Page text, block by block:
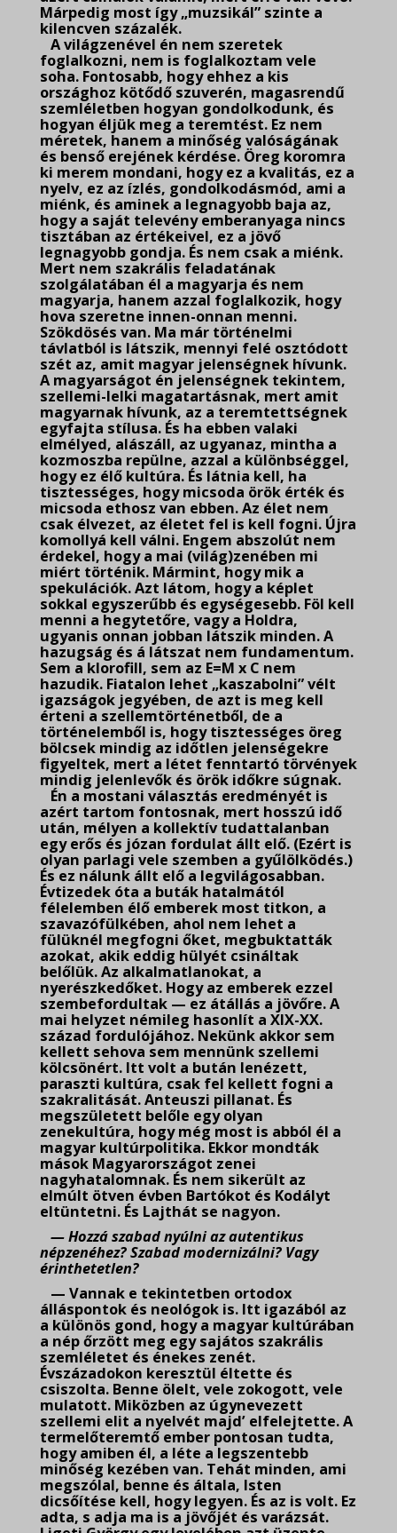
Márpedig most így „muzsikál” szinte a
kilencven százalék.
A világzenével én nem szeretek
foglalkozni, nem is foglalkoztam vele
soha. Fontosabb, hogy ehhez a kis
országhoz kötődő szuverén, magasrendű
szemléletben hogyan gondolkodunk, és
hogyan éljük meg a teremtést. Ez nem
méretek, hanem a minőség valóságának
és benső erejének kérdése. Öreg koromra
ki merem mondani, hogy ez a kvalitás, ez a
nyelv, ez az ízlés, gondolkodásmód, ami a
miénk, és aminek a legnagyobb baja az,
hogy a saját televény emberanyaga nincs
tisztában az értékeivel, ez a jövő
legnagyobb gondja. És nem csak a miénk.
Mert nem szakrális feladatának
szolgálatában él a magyarja és nem
magyarja, hanem azzal foglalkozik, hogy
hova szeretne innen-onnan menni.
Szökdösés van. Ma már történelmi
távlatból is látszik, mennyi felé osztódott
szét az, amit magyar jelenségnek hívunk.
A magyarságot én jelenségnek tekintem,
szellemi-lelki magatartásnak, mert amit
magyarnak hívunk, az a teremtettségnek
egyfajta stílusa. És ha ebben valaki
elmélyed, alászáll, az ugyanaz, mintha a
kozmoszba repülne, azzal a különbséggel,
hogy ez élő kultúra. És látnia kell, ha
tisztességes, hogy micsoda örök érték és
micsoda ethosz van ebben. Az élet nem
csak élvezet, az életet fel is kell fogni. Újra
komollyá kell válni. Engem abszolút nem
érdekel, hogy a mai (világ)zenében mi
miért történik. Mármint, hogy mik a
spekulációk. Azt látom, hogy a képlet
sokkal egyszerűbb és egységesebb. Föl kell
menni a hegytetőre, vagy a Holdra,
ugyanis onnan jobban látszik minden. A
hazugság és á látszat nem fundamentum.
Sem a klorofill, sem az E=M x C nem
hazudik. Fiatalon lehet „kaszabolni” vélt
igazságok jegyében, de azt is meg kell
érteni a szellemtörténetből, de a
történelemből is, hogy tisztességes öreg
bölcsek mindig az időtlen jelenségekre
figyeltek, mert a létet fenntartó törvények
mindig jelenlevők és örök időkre súgnak.
Én a mostani választás eredményét is
azért tartom fontosnak, mert hosszú idő
után, mélyen a kollektív tudattalanban
egy erős és józan fordulat állt elő. (Ezért is
olyan parlagi vele szemben a gyűlölködés.)
És ez nálunk állt elő a legvilágosabban.
Évtizedek óta a buták hatalmától
félelemben élő emberek most titkon, a
szavazófülkében, ahol nem lehet a
fülüknél megfogni őket, megbuktatták
azokat, akik eddig hülyét csináltak
belőlük. Az alkalmatlanokat, a
nyerészkedőket. Hogy az emberek ezzel
szembefordultak — ez átállás a jövőre. A
mai helyzet némileg hasonlít a XIX-XX.
század fordulójához. Nekünk akkor sem
kellett sehova sem mennünk szellemi
kölcsönért. Itt volt a bután lenézett,
paraszti kultúra, csak fel kellett fogni a
szakralitását. Anteuszi pillanat. És
megszületett belőle egy olyan
zenekultúra, hogy még most is abból él a
magyar kultúrpolitika. Ekkor mondták
mások Magyarországot zenei
nagyhatalomnak. És nem sikerült az
elmúlt ötven évben Bartókot és Kodályt
eltüntetni. És Lajthát se nagyon.
— Hozzá szabad nyúlni az autentikus
népzenéhez? Szabad modernizálni? Vagy
érinthetetlen?
— Vannak e tekintetben ortodox
álláspontok és neológok is. Itt igazából az
a különös gond, hogy a magyar kultúrában
a nép őrzött meg egy sajátos szakrális
szemléletet és énekes zenét.
Évszázadokon keresztül éltette és
csiszolta. Benne ölelt, vele zokogott, vele
mulatott. Miközben az úgynevezett
szellemi elit a nyelvét majd’ elfelejtette. A
termelőteremtő ember pontosan tudta,
hogy amiben él, a léte a legszentebb
minőség kezében van. Tehát minden, ami
megszólal, benne és általa, Isten
dicsőítése kell, hogy legyen. És az is volt. Ez
adta, s adja ma is a jövőjét és varázsát.